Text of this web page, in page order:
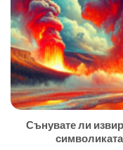
Сънувате ли